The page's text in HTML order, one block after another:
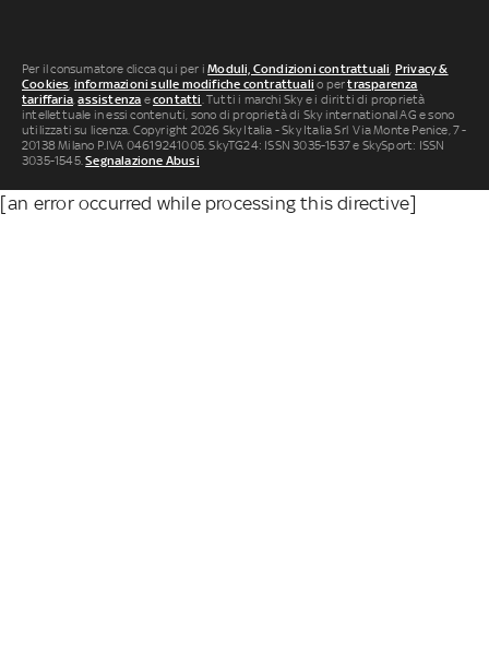
Per il consumatore clicca qui per iModuli, Condizioni contrattuali Privacy &
Cookies informazioni sulle modifiche contrattuali o pertrasparenza
tariffaria ,assistenza econtatti . Tutti i marchi Sky e i diritti di proprietà
intellettuale in essi contenuti, sono di proprietà di Sky international AG e sono
utilizzati su licenza. Copyright 2026 Sky Italia - Sky Italia Srl Via Monte Penice, 7 -
20138 Milano P.IVA 04619241005. SkyTG24: ISSN 3035-1537 e SkySport: ISSN
3035-1545.Segnalazione Abusi
[an error occurred while processing this directive]